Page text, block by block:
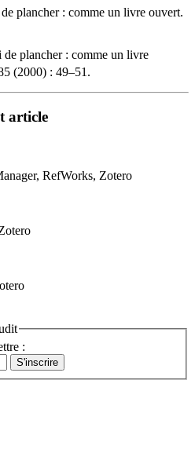
plancher : comme un livre ouvert.
plancher : comme un livre
(2000) : 49–51.
article
RefWorks, Zotero
: